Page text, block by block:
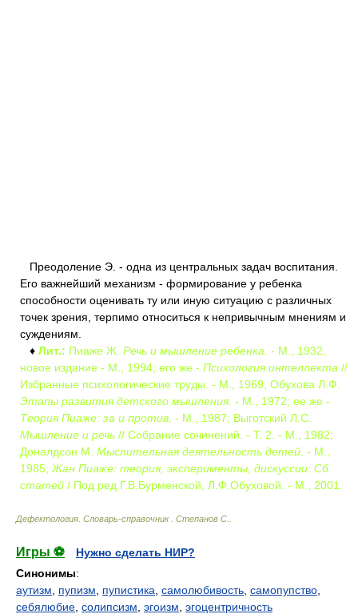
Преодоление Э. - одна из центральных задач воспитания.
Его важнейший механизм - формирование у ребенка
способности оценивать ту или иную ситуацию с различных
точек зрения, терпимо относиться к непривычным мнениям и
суждениям.
♦ Лит.: Пиаже Ж. Речь и мышление ребенка . - М., 1932,
новое издание - М., 1994; его же - Психология интеллекта //
Избранные психологические труды. - М., 1969; Обухова Л.Ф.
Этапы развития детского мышления . - М., 1972; ее же -
Теория Пиаже: за и против . - М., 1987; Выготский Л.С.
Мышление и речь // Собрание сочинений. - Т. 2. - М., 1982;
Доналдсон М. Мыслительная деятельность детей . - М.,
1985; Жан Пиаже: теория, эксперименты, дискуссии: Сб.
статей / Под ред Г.В.Бурменской, Л.Ф.Обуховой. - М., 2001.
Дефектология. Словарь-справочник Степанов С.
Игры ⚽
Нужно сделать НИР?
Синонимы:
аутизм
пупизм пупистика самолюбивость самопупство
себялюбие солипсизм эгоизм эгоцентричность